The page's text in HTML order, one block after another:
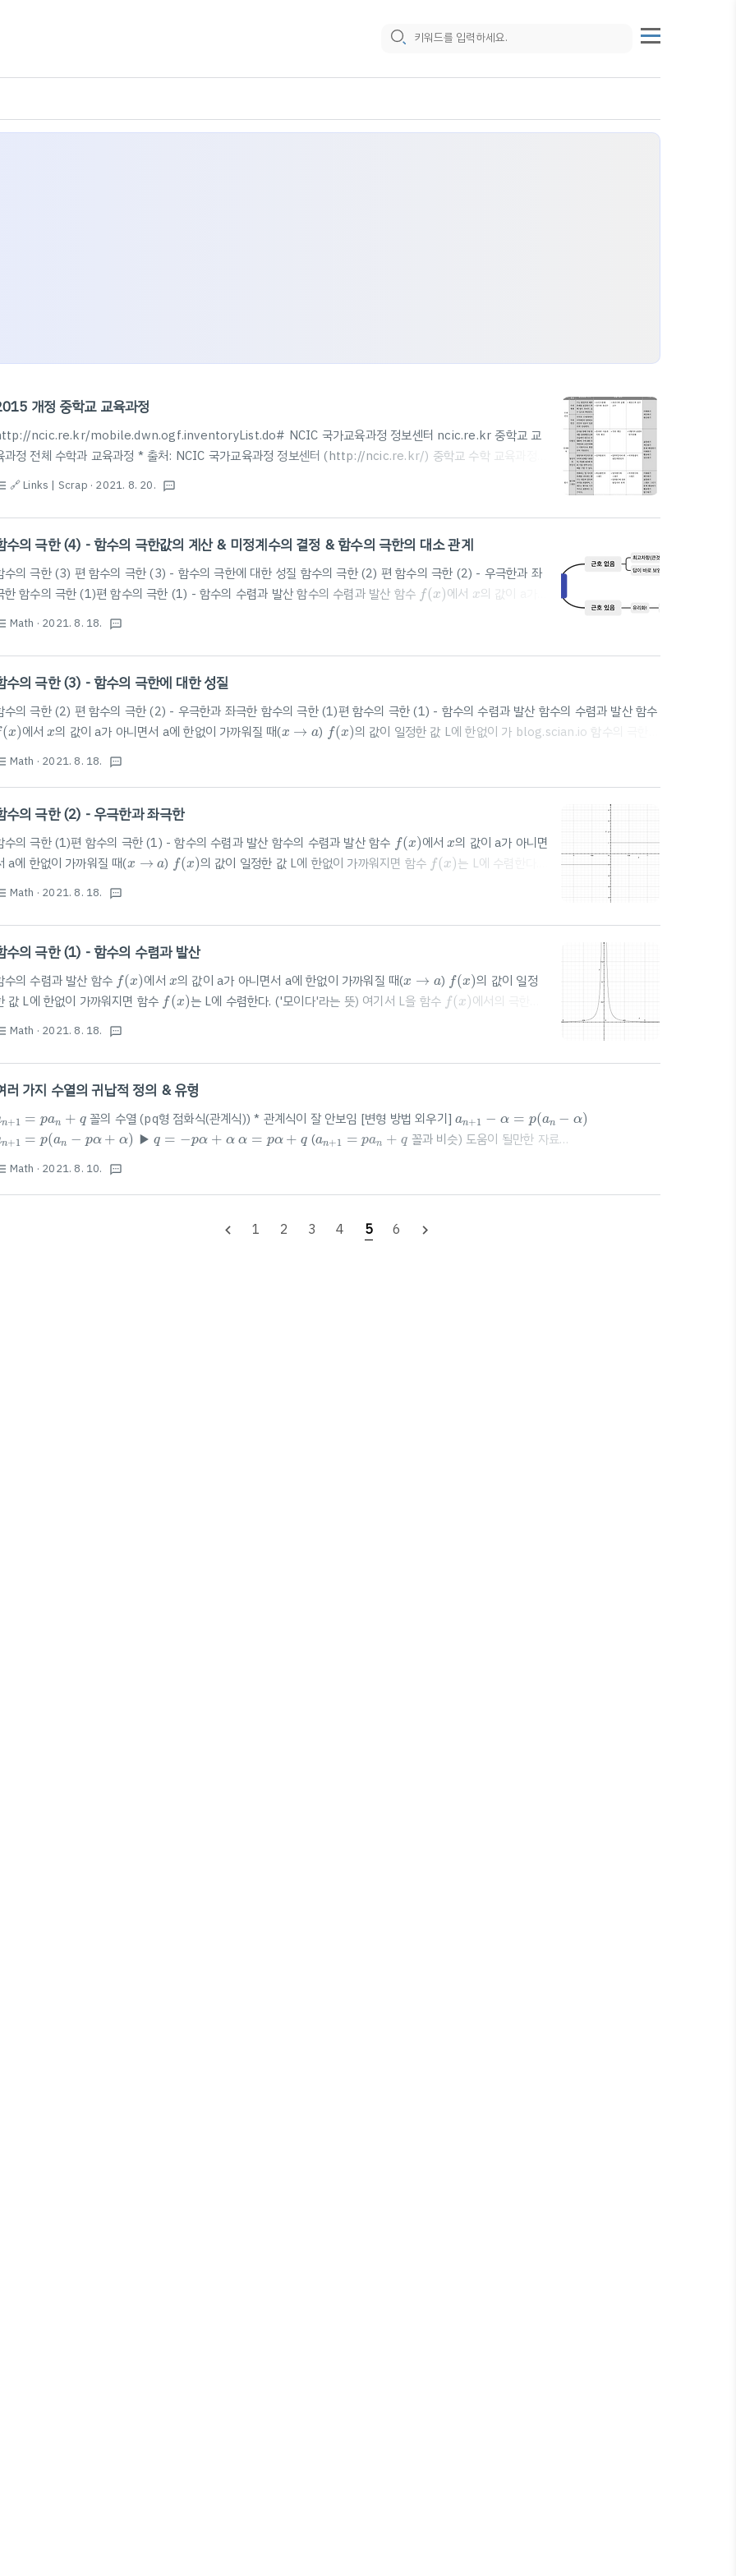
개정 중학교 교육과정
ncic.re.kr/mobile.dwn.ogf.inventoryList.do# NCIC 국가교육과정 정보센터 ncic.re.kr 중학교 교
과정 전체 수학과 교육과정 * 출처: NCIC 국가교육과정 정보센터 (http://ncic.re.kr/) 중학교 수학 교육과정
정리 2020년 중학교 수학 교육과정 목차 알아보기 #중학교수학교육과정 #중학교수학목차 #중학교수학 무럭무
럭 자라난 큰아들 지팔이~~ 오늘 중학교 예비소집... blog.naver.com
🔗 Links | Scrap · 2021. 8. 20. textsms
수의 극한 (4) - 함수의 극한값의 계산 & 미정계수의 결정 & 함수의 극한의 대소 관계
수의 극한 (3) 편 함수의 극한 (3) - 함수의 극한에 대한 성질 함수의 극한 (2) 편 함수의 극한 (2) - 우극한과 좌
한 함수의 극한 (1)편 함수의 극한 (1) - 함수의 수렴과 발산 함수의 수렴과 발산 함수 f(x)
f(x) 에서 x
x의 값이 a가
니면서 a에 한없이 가까워질 때 blog.scian.io 함수의 극한값의 계산 [1] 0 0
에 한없이 가까워지는 것을 나타냄) ▶ 식 변형 (⭐️인수분해 / 유리화(근호가 나올 때) / 통분⭐️ 딱 세가지로 1,2,3
사용!) ex)lim x −4 = lim x +2=4 [2] $\frac{\pm\infty..
Math · 2021. 8. 18. textsms
수의 극한 (3) - 함수의 극한에 대한 성질
수의 극한 (2) 편 함수의 극한 (2) - 우극한과 좌극한 함수의 극한 (1)편 함수의 극한 (1) - 함수의 수렴과 발산 함수의 수렴과 발산 함수
(x)
(x) 에서x
x의 값이 a가 아니면서 a에 한없이 가까워질 때(x → a
x→a ) f(x)
f(x) 의 값이 일정한 값 L에 한없이 가 blog.scian.io 함수의 극한
에 대한 성질 ⭐️⭐️⭐️⭐️ 극한값
x)
lim
x→acf(x)=clim x→
Math · 2021. 8. 18. textsms
수의 극한 (2) - 우극한과 좌극한
수의 극한 (1)편 함수의 극한 (1) - 함수의 수렴과 발산 함수의 수렴과 발산 함수 f(x)
f(x) 에서x
x의 값이 a가 아니면
a에 한없이 가까워질 때(x → a
x→a ) f(x)
f(x) 의 값이 일정한 값 L에 한없이 가까워지면 함수 f(x)
f(x) 는 L에 수렴한다.
('모이다'라는 뜻) blog.scian.io 우극한과 좌극한 우극한: x의 값이 a보다 크면서 a에 한없이 가까워짐 (x가 a보
→
x→ a+
)x → a−
x→a− limx→a+ f(x) = L(우극한)limx→a− f(x) = L..
Math · 2021. 8. 18. textsms
수의 극한 (1) - 함수의 수렴과 발산
수의 수렴과 발산 함수 f(x)
f(x) 에서 x
x의 값이 a가 아니면서 a에 한없이 가까워질 때(x → a
x →a ) f(x)
f(x) 의 값이 일정
값 L에 한없이 가까워지면 함수 f(x)
f(x) 는 L에 수렴한다. ('모이다'라는 뜻) 여기서 L을 함수 f(x)
f(x) 에서의 극한값
or 극한이라고 함. 표현하는 방법:
= L
가갈 때 f(x)는 L로 다가간다.) 발산: 수렴하지 않는 모든 경우 (함수
(x)는 발산한다고 한다.) 함수f(x)에서 x의 값이 a가 아니면서 a에 한없이 가까워질 때, ..
Math · 2021. 8. 18. textsms
러 가지 수열의 귀납적 정의 & 유형
n+1 = pan + q
+1=pan q 꼴의 수열 (pq형 점화식(관계식)) * 관계식이 잘 안보임 [변형 방법 외우기]an+1 − α = p(an − α)
a α= p( an−
n+1 = p(an − pα + α)
n+1=p(an α+α ▶ q = −pα + α
q =− pα+α α = pα + q
α=p α+q (an+1 = pan + q
a +1 =pan q
꼴과 비슷) 도움이 될만한 자료
https://m.blog.naver.com/ao9364/221651296608 수열의 점화식의 기초 해법과 특성방정식 이해하기 들어가기... 점화식을 직
접 풀어내는 방법은 사실 교육과정에서 빠진지 좀 오래되었죠... 물론 고등학교 모... blog.naver.com 분수 꼴의 관계식 : 역수 취해서(뒤
어서) 계산 후 $\frac{1..
Math · 2021. 8. 10. textsms
navigate_before 1 2 3 4 5 6 navigate_next